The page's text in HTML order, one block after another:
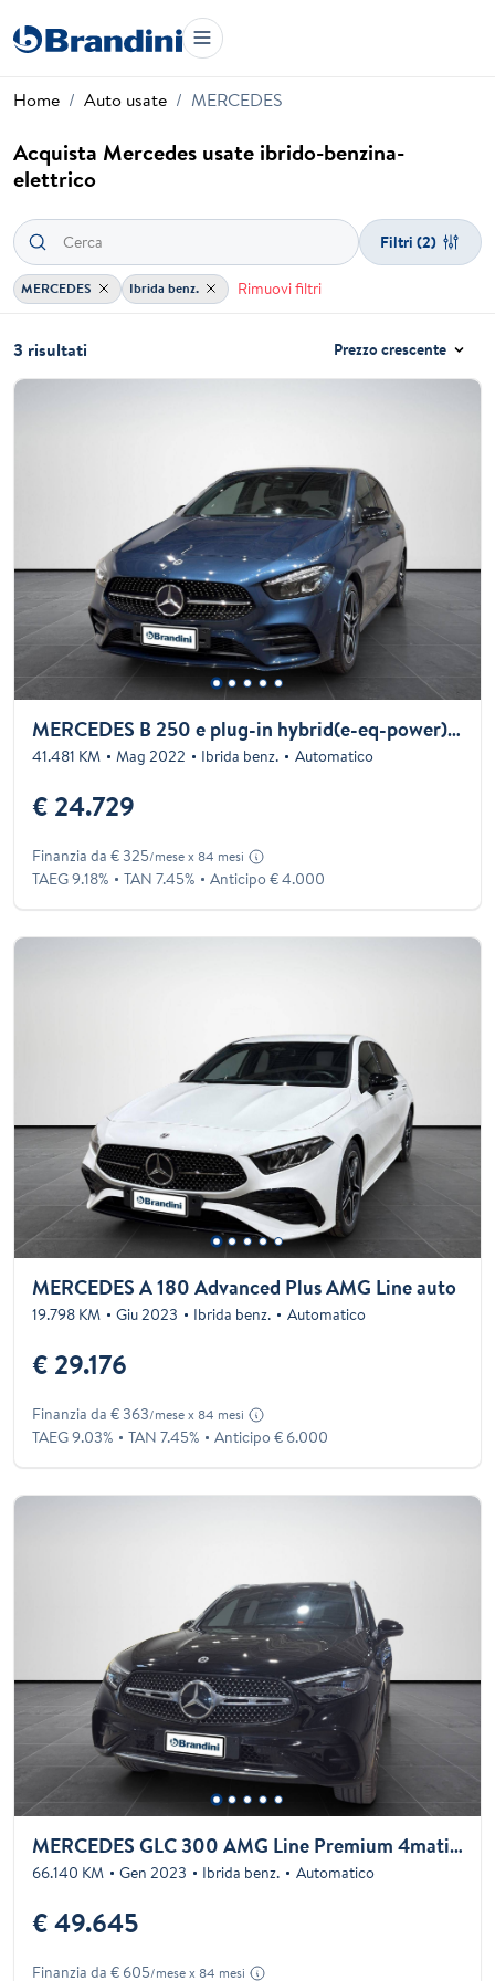
Home Auto usate MERCEDES
Acquista Mercedes usate ibrido-benzina-
elettrico
Filtri (2)
MERCEDES Ibrida benz. Rimuovi filtri
3 risultati Prezzo crescente
MERCEDES B 250 e plug-in hybrid(e-eq-power) Premium auto
41.481 KM Mag 2022 Ibrida benz. Automatico
€ 24.729
Finanzia da € 325/mese x 84 mesi
TAEG 9.18% TAN 7.45% Anticipo € 4.000
MERCEDES A 180 Advanced Plus AMG Line auto
19.798 KM Giu 2023 Ibrida benz. Automatico
€ 29.176
Finanzia da € 363/mese x 84 mesi
TAEG 9.03% TAN 7.45% Anticipo € 6.000
MERCEDES GLC 300 AMG Line Premium 4matic auto
66.140 KM Gen 2023 Ibrida benz. Automatico
€ 49.645
Finanzia da € 605/mese x 84 mesi